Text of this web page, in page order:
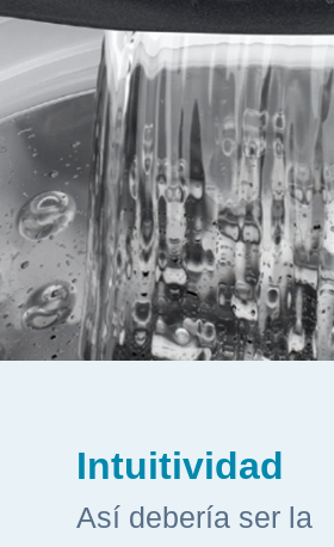
Intuitividad
Así debería ser la